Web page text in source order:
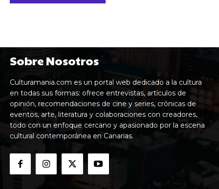
Sobre Nosotros
Culturamania.com es un portal web dedicado a la cultura
en todas sus formas: ofrece entrevistas, artículos de
opinión, recomendaciones de cine y series, crónicas de
eventos, arte, literatura y colaboraciones con creadores,
todo con un enfoque cercano y apasionado por la escena
cultural contemporánea en Canarias.